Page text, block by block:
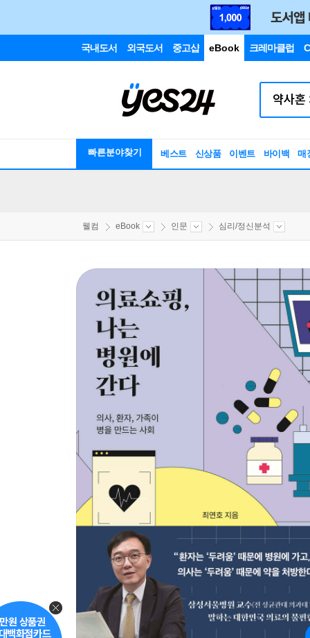
국내도서 외국도서 중고샵 eBook 크레마클럽
빠른분야찾기 베스트 신상품 이벤트 바이백 매
웰컴 eBook 인문 심리/정신분석